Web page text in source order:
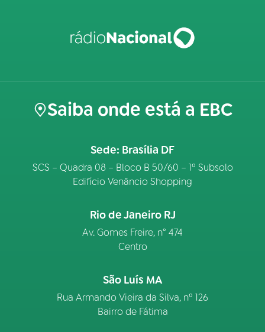
Saiba onde está a EBC
Sede: Brasília DF
SCS – Quadra 08 – Bloco B 50/60 – 1º Subsolo
Edifício Venâncio Shopping
Rio de Janeiro RJ
Av. Gomes Freire, n° 474
Centro
São Luís MA
Rua Armando Vieira da Silva, nº 126
Bairro de Fátima